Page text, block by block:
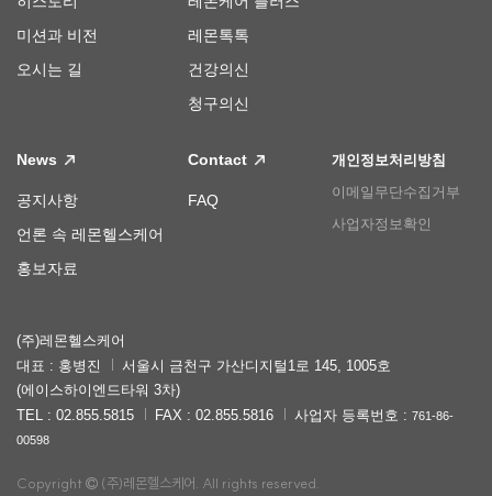
미션과 비전
오시는 길
레몬톡톡
건강의신
청구의신
News
공지사항
언론 속 레몬헬스케어
홍보자료
Contact
FAQ
개인정보처리방침
이메일무단수집거부
사업자정보확인
(주)레몬헬스케어
대표 : 홍병진
서울시 금천구 가산디지털1로 145, 1005호
(에이스하이엔드타워 3차)
TEL : 02.855.5815
FAX : 02.855.5816 사업자 등록번호 : 761-86-
00598
Copyright (주)레몬헬스케어. All rights reserved.